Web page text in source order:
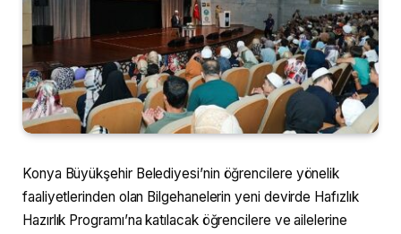
Konya Büyükşehir Belediyesi’nin öğrencilere yönelik
faaliyetlerinden olan Bilgehanelerin yeni devirde Hafızlık
Hazırlık Programı’na katılacak öğrencilere ve ailelerine